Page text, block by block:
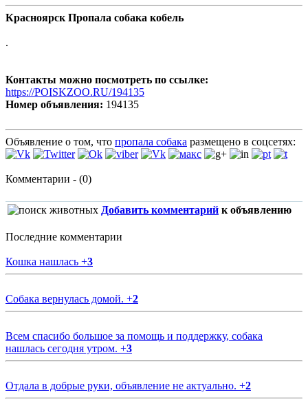
Красноярск Пропала собака кобель
.
Контакты можно посмотреть по ссылке:
https://POISKZOO.RU/194135
Номер объявления: 194135
Объявление о том, что пропала собака размещено в соцсетях:
Комментарии - (0)
Добавить комментарий к объявлению
Последние комментарии
Кошка нашлась +3
Собака вернулась домой. +2
Всем спасибо большое за помощь и поддержку, собака
нашлась сегодня утром. +3
Отдала в добрые руки, объявление не актуально. +2